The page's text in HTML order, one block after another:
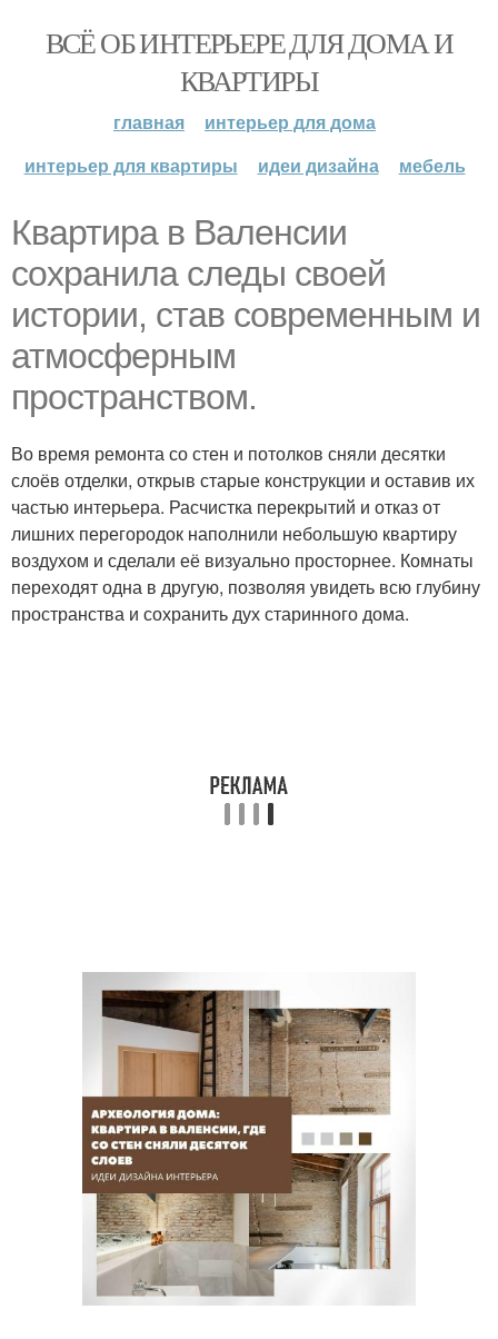
ВСЁ ОБ ИНТЕРЬЕРЕ ДЛЯ ДОМА И
КВАРТИРЫ
главная
интерьер для дома
интерьер для квартиры
идеи дизайна мебель
Квартира в Валенсии
сохранила следы своей
истории, став современным и
атмосферным
пространством.
Во время ремонта со стен и потолков сняли десятки
слоёв отделки, открыв старые конструкции и оставив их
частью интерьера. Расчистка перекрытий и отказ от
лишних перегородок наполнили небольшую квартиру
воздухом и сделали её визуально просторнее. Комнаты
переходят одна в другую, позволяя увидеть всю глубину
пространства и сохранить дух старинного дома.